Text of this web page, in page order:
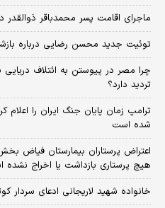
ماجرای اقامت پسر محمدباقر ذوالقدر
توئیت جدید محسن رضایی درباره
چرا مصر در پیوستن به ائتلاف دریایی
تردید دارد؟
ترامپ زمان پایان جنگ ایران را
شده است
اعتراض پرستاران بیمارستان فیاض
هیچ پرستاری بازداشت یا اخراج نشده
خانواده شهید لاریجانی ادعای سردار